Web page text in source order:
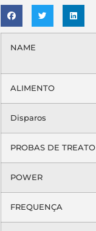
NAME
ALIMENTO
Disparos
PROBAS DE TREATO
POWER
FREQUENÇA